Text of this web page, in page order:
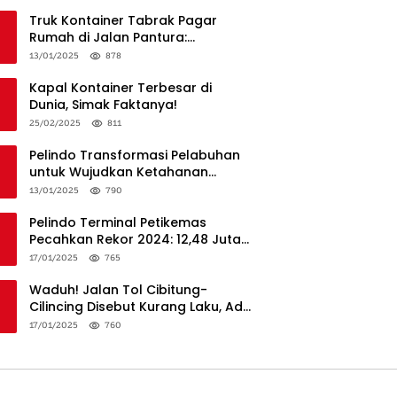
Truk Kontainer Tabrak Pagar
Rumah di Jalan Pantura:
Kronologi dan Langkah
13/01/2025 878
Kapal Kontainer Terbesar di
Dunia, Simak Faktanya!
25/02/2025 811
Pelindo Transformasi Pelabuhan
untuk Wujudkan Ketahanan
Logistik dan Daya Saing Global
13/01/2025 790
Pelindo Terminal Petikemas
Pecahkan Rekor 2024: 12,48 Juta
TEUs, Bukti Keunggulan Logistik
17/01/2025 765
Waduh! Jalan Tol Cibitung-
Cilincing Disebut Kurang Laku, Ada
Apa?
17/01/2025 760